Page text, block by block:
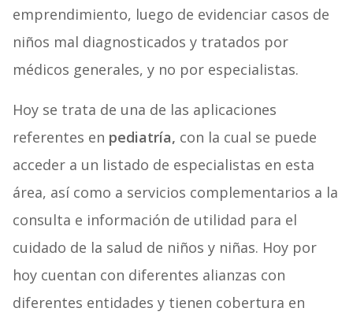
emprendimiento, luego de evidenciar casos de
niños mal diagnosticados y tratados por
médicos generales, y no por especialistas.
Hoy se trata de una de las aplicaciones
referentes en pediatría, con la cual se puede
acceder a un listado de especialistas en esta
área, así como a servicios complementarios a la
consulta e información de utilidad para el
cuidado de la salud de niños y niñas. Hoy por
hoy cuentan con diferentes alianzas con
diferentes entidades y tienen cobertura en